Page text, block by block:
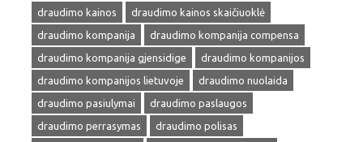
draudimo kainos
draudimo kainos skaičiuoklė
draudimo kompanija
draudimo kompanija compensa
draudimo kompanija gjensidige
draudimo kompanijos
draudimo kompanijos lietuvoje
draudimo nuolaida
draudimo pasiulymai
draudimo paslaugos
draudimo perrasymas
draudimo polisas